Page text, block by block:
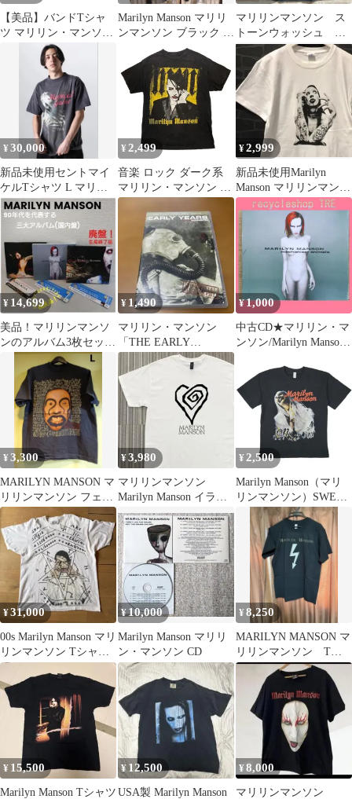
【美品】バンドTシャ
ツ マリリン・マンソン
モンロー 226
Marilyn Manson マリリ
ンマンソン ブラック T
マリリンマンソン ス
トーンウォッシュ T
シャツ Lサイズ
¥30,000
新品未使用セントマイ
ケルTシャツ L マリリ
ンマンソン
MAGICALSAINT2
¥ 2,499
音楽 ロック ダーク系
マリリン・マンソン プ
リント 半袖Tシャツ メ
ンズ ストリート カジュ
アル ブラックT
¥2,999
新品未使用Marilyn
Manson マリリンマンソ
ン Tシャツ/白
¥ 14,699
美品！マリリンマンソ
ンのアルバム3枚セット
国内盤
¥ 1,490
マリリン・マンソン
「THE EARLY
YEARS」
¥1,000
中古CD★マリリン・マ
ンソン/Marilyn Manson■
(Explicit Cover)
【IND90273/0606949027
322】B20369
¥3,300
MARILYN MANSON マ
リリンマンソン フェー
ド USA 古着 Tシャ
ツ
¥3,980
マリリンマンソン
Marilyn Manson イラス
トプリント Tシャツ L
¥ 2,500
Marilyn Manson（マリ
リンマンソン）SWEET
DREAMS Tシャツ
ヴィンテージ風プリン
ト 黒【新品】
¥31,000
00s Marilyn Manson マリ
リンマンソン Tシャツ
XL
¥10,000
Marilyn Manson マリリ
ン・マンソン CD
¥8,250
MARILYN MANSON マ
リリンマンソン Tシ
ャツ レア 高品質
¥ 15,500
Marilyn Manson Tシャツ
¥ 12,500
USA製 Marilyn Manson
¥8,000
マリリンマンソン